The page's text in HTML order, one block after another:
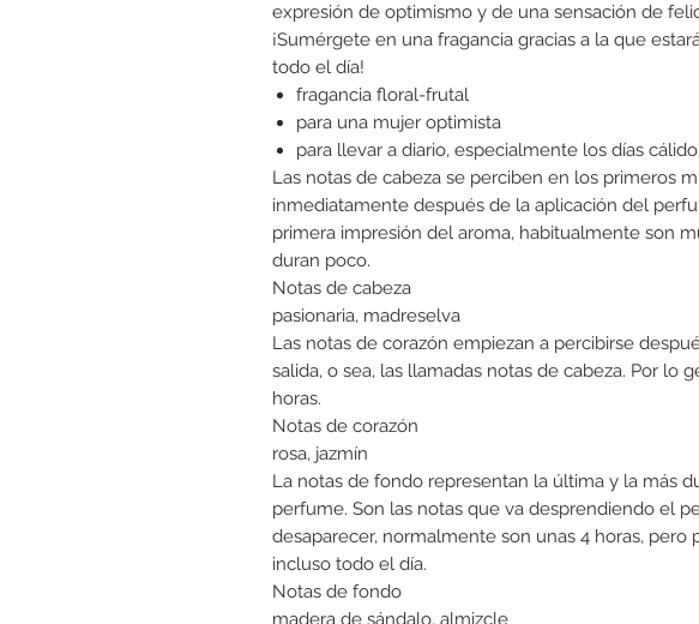
expresión de optimismo y de una sensación de
¡Sumérgete en una fragancia gracias a la que
todo el día!
fragancia floral-frutal
para una mujer optimista
para llevar a diario, especialmente los días
Las notas de cabeza se perciben en los primeros
inmediatamente después de la aplicación del
primera impresión del aroma, habitualmente son
duran poco.
Notas de cabeza
pasionaria, madreselva
Las notas de corazón empiezan a percibirse
salida, o sea, las llamadas notas de cabeza. Por lo
horas.
Notas de corazón
rosa, jazmín
La notas de fondo representan la última y la más
perfume. Son las notas que va desprendiendo el
desaparecer, normalmente son unas 4 horas, pero
incluso todo el día.
Notas de fondo
madera de sándalo, almizcle